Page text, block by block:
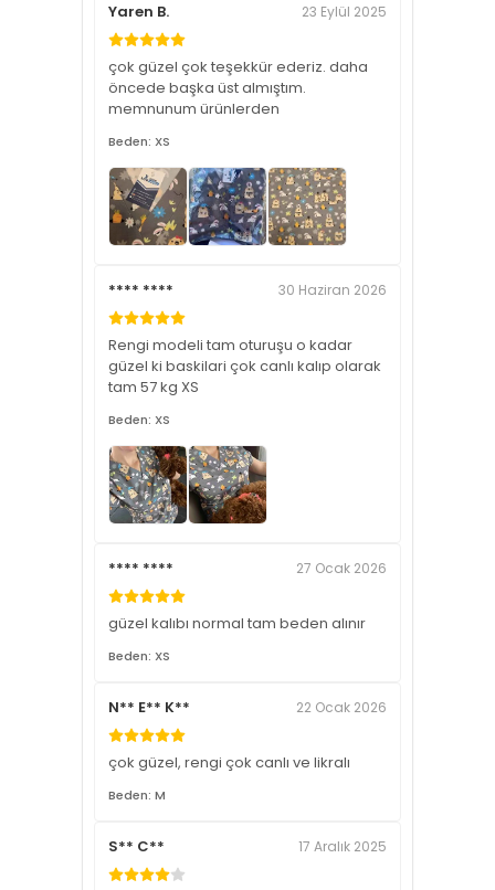
Yaren B. 23 Eylül 2025
çok güzel çok teşekkür ederiz. daha
öncede başka üst almıştım.
memnunum ürünlerden
Beden: XS
**** **** 30 Haziran 2026
Rengi modeli tam oturuşu o kadar
güzel ki baskilari çok canlı kalıp olarak
tam 57 kg XS
Beden: XS
**** **** 27 Ocak 2026
güzel kalıbı normal tam beden alınır
Beden: XS
N** E** K** 22 Ocak 2026
çok güzel, rengi çok canlı ve likralı
Beden: M
S** C** 17 Aralık 2025